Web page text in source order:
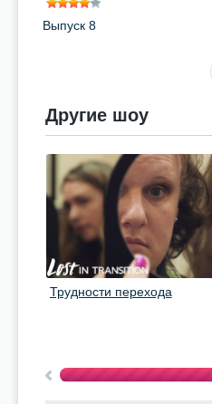
Выпуск 8
Другие шоу
Трудности перехода